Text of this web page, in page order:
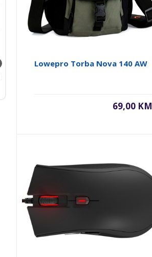
Lowepro Torba Nova 140 AW
69,00 KM